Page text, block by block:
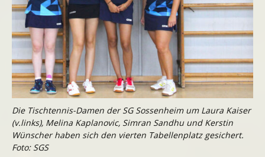
Die Tischtennis-Damen der SG Sossenheim um Laura Kaiser
(v.links), Melina Kaplanovic, Simran Sandhu und Kerstin
Wünscher haben sich den vierten Tabellenplatz gesichert.
Foto: SGS